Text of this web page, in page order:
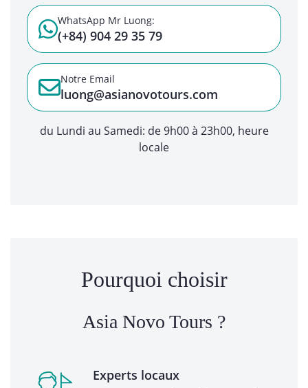
WhatsApp Mr Luong:
(+84) 904 29 35 79
Notre Email
luong@asianovotours.com
du Lundi au Samedi: de 9h00 à 23h00, heure
locale
Pourquoi choisir
Asia Novo Tours ?
Experts locaux